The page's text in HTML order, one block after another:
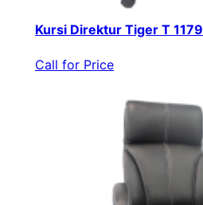
Kursi Direktur Tiger T 1179
Call for Price